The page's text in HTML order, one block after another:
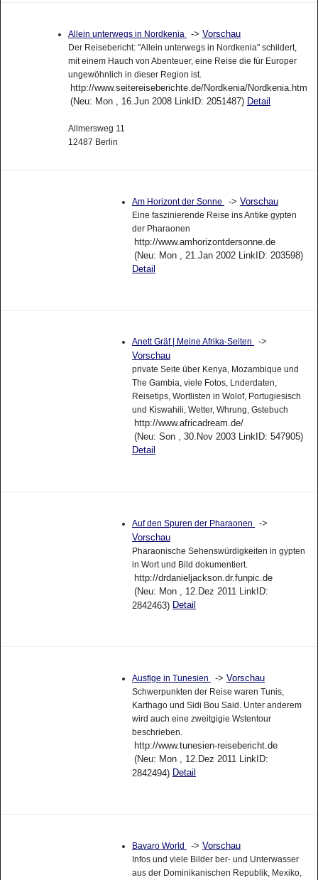
Allein unterwegs in Nordkenia -> Vorschau
Der Reisebericht: "Allein unterwegs in Nordkenia" schildert,
mit einem Hauch von Abenteuer, eine Reise die für Europer
ungewöhnlich in dieser Region ist.
http://www.seitereiseberichte.de/Nordkenia/Nordkenia.htm
(Neu: Mon , 16.Jun 2008 LinkID: 2051487) Detail
Allmersweg 11
12487 Berlin
Am Horizont der Sonne -> Vorschau
Eine faszinierende Reise ins Antike gypten
der Pharaonen
http://www.amhorizontdersonne.de
(Neu: Mon , 21.Jan 2002 LinkID: 203598)
Detail
Anett Gräf | Meine Afrika-Seiten
->
Vorschau
private Seite über Kenya, Mozambique und
The Gambia, viele Fotos, Lnderdaten,
Reisetips, Wortlisten in Wolof, Portugiesisch
und Kiswahili, Wetter, Whrung, Gstebuch
http://www.africadream.de/
(Neu: Son , 30.Nov 2003 LinkID: 547905)
Detail
Auf den Spuren der Pharaonen
->
Vorschau
Pharaonische Sehenswürdigkeiten in gypten
in Wort und Bild dokumentiert.
http://drdanieljackson.dr.funpic.de
(Neu: Mon , 12.Dez 2011 LinkID:
2842463) Detail
Ausflge in Tunesien -> Vorschau
Schwerpunkten der Reise waren Tunis,
Karthago und Sidi Bou Said. Unter anderem
wird auch eine zweitgigie Wstentour
beschrieben.
http://www.tunesien-reisebericht.de
(Neu: Mon , 12.Dez 2011 LinkID:
2842494) Detail
Bavaro World -> Vorschau
Infos und viele Bilder ber- und Unterwasser
aus der Dominikanischen Republik, Mexiko,